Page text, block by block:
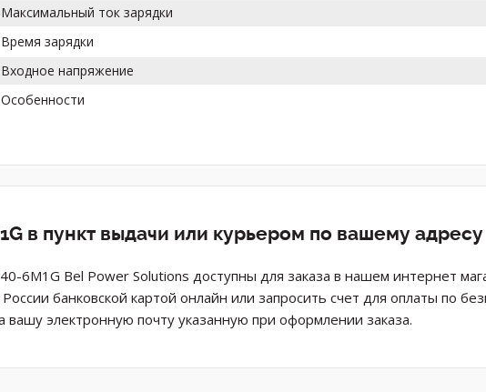
Максимальный ток зарядки
Время зарядки
Входное напряжение
Особенности
в пункт выдачи или курьером по вашему адресу
6M1G Bel Power Solutions доступны для заказа в нашем интернет
банковской картой онлайн или запросить счет для оплаты по
электронную почту указанную при оформлении заказа.